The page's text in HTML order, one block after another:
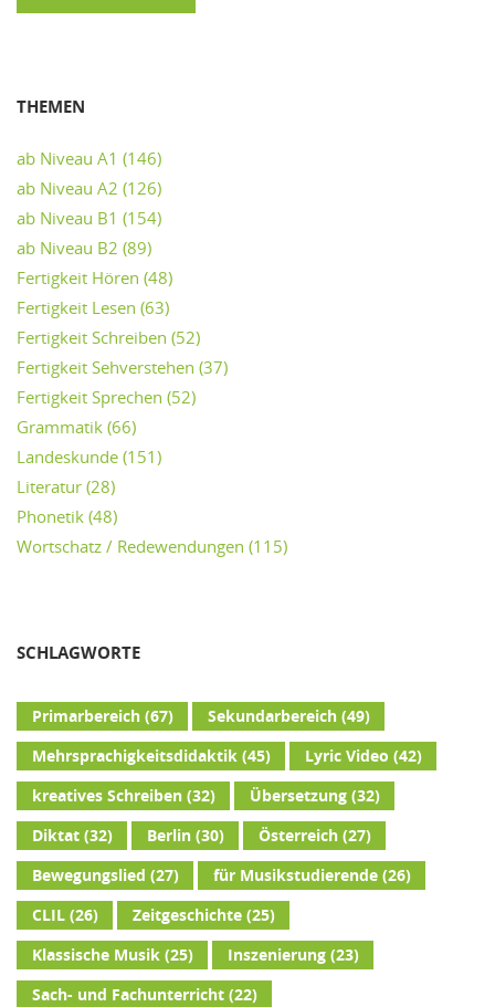
THEMEN
ab Niveau A1 (146)
ab Niveau A2 (126)
ab Niveau B1 (154)
ab Niveau B2 (89)
Fertigkeit Hören (48)
Fertigkeit Lesen (63)
Fertigkeit Schreiben (52)
Fertigkeit Sehverstehen (37)
Fertigkeit Sprechen (52)
Grammatik (66)
Landeskunde (151)
Literatur (28)
Phonetik (48)
Wortschatz / Redewendungen (115)
SCHLAGWORTE
Primarbereich(67) Sekundarbereich(49)
Mehrsprachigkeitsdidaktik(45) Lyric Video (42)
kreatives Schreiben(32) Übersetzung(32)
Diktat(32) Berlin(30) Österreich(27)
Bewegungslied (27) für Musikstudierende(26)
CLIL(26) Zeitgeschichte(25)
Klassische Musik(25) Inszenierung(23)
Sach- und Fachunterricht(22)